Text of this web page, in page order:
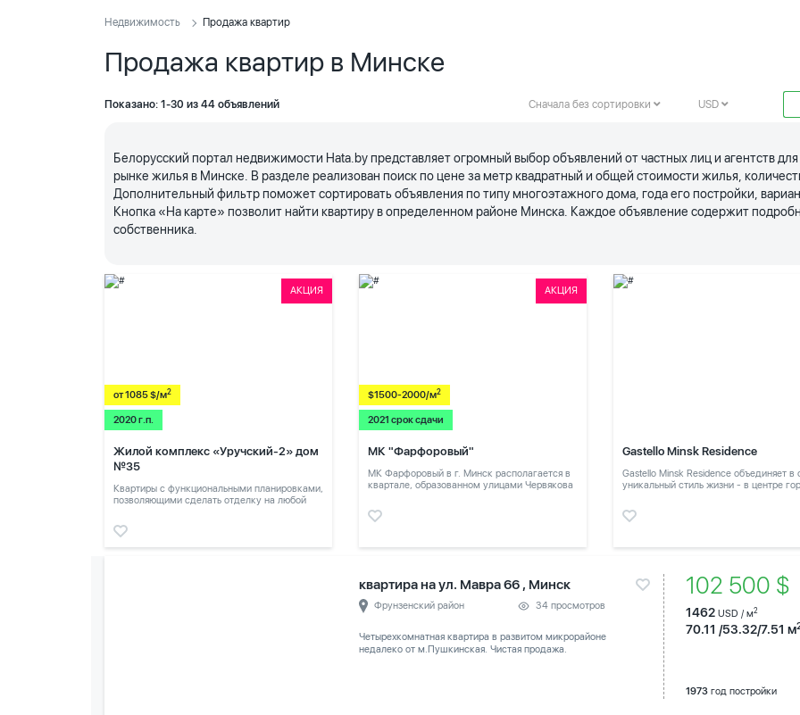
Недвижимость Продажа квартир
Продажа квартир в Минске
Показано: 1-30 из 44 объявлений Сначала без сортировки USD
Белорусский портал недвижимости Hata.by представляет огромный выбор объявлений от частных лиц и агентств
рынке жилья в Минске. В разделе реализован поиск по цене за метр квадратный и общей стоимости жилья,
Дополнительный фильтр поможет сортировать объявления по типу многоэтажного дома, года его постройки,
Кнопка «На карте» позволит найти квартиру в определенном районе Минска. Каждое объявление содержит
собственника.
АКЦИЯ
от 1085 $/м2
2020 г.п.
Жилой комплекс «Уручский-2» дом
№35
Квартиры с функциональными планировками,
позволяющими сделать отделку на любой
АКЦИЯ
$1500-2000/м2
2021 срок сдачи
МК "Фарфоровый"
МК Фарфоровый в г. Минск располагается в
квартале, образованном улицами Червякова
Gastello Minsk Residence
Gastello Minsk Residence объединяет в
уникальный стиль жизни - в центре
квартира на ул. Мавра 66 , Минск
Фрунзенский район 34 просмотров
Четырехкомнатная квартира в развитом микрорайоне
недалеко от м.Пушкинская. Чистая продажа.
102 500 $
1462 USD / м2
70.11 /53.32/7.51 м
1973год постройки